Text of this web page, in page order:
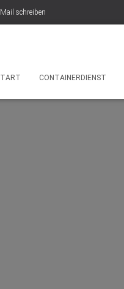
Mail schreiben
CONTAINERDIENST